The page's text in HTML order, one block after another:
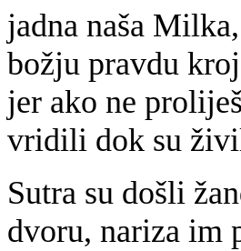
jadna naša
božju pravdu
jer ako ne
vridili dok su
Sutra su došli
dvoru, nariza im